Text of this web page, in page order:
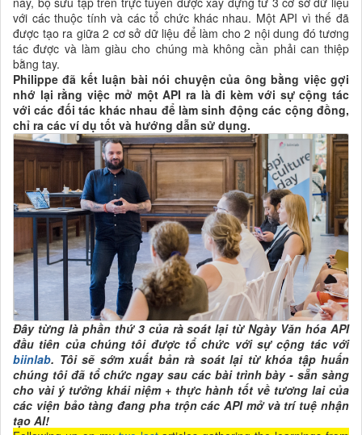
với các thuộc tính và các tổ chức khác nhau. Một API vì thế đã
được tạo ra giữa 2 cơ sở dữ liệu để làm cho 2 nội dung đó tương
tác được và làm giàu cho chúng mà không cần phải can thiệp
bằng tay.
Philippe đã kết luận bài nói chuyện của ông bằng việc gợi
nhớ lại rằng việc mở một API ra là đi kèm với sự cộng tác
với các đối tác khác nhau để làm sinh động các cộng đồng,
chỉ ra các ví dụ tốt và hướng dẫn sử dụng.
Đây từng là phần thứ 3 của rà soát lại từ Ngày Văn hóa API
đầu tiên của chúng tôi được tổ chức với sự cộng tác với
biinlab. Tôi sẽ sớm xuất bản rà soát lại từ khóa tập huấn
chúng tôi đã tổ chức ngay sau các bài trình bày - sẵn sàng
cho vài ý tưởng khái niệm + thực hành tốt về tương lai của
các viện bảo tàng đang pha trộn các API mở và trí tuệ nhận
tạo AI!